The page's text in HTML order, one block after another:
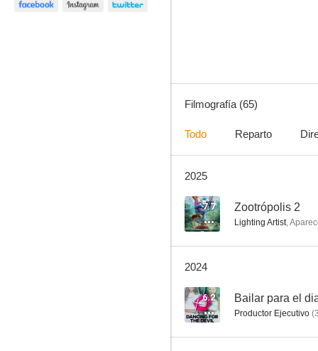
7.8
Filmografía (65)
Todo Reparto
2025
7.7 Zootrópolis 2
Lighting Artist,
2024
6.2
Productor Ejecutivo (